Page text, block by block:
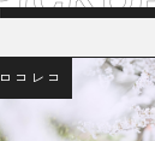
ロコレコ